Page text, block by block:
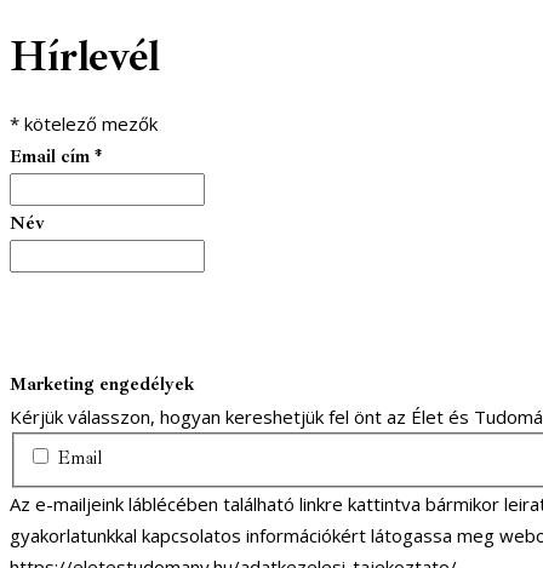
Hírlevél
* kötelező mezők
Email cím *
Név
Marketing engedélyek
Kérjük válasszon, hogyan kereshetjük fel önt az Élet és
Email
Az e-mailjeink láblécében található linkre kattintva bármikor
gyakorlatunkkal kapcsolatos információkért látogassa meg